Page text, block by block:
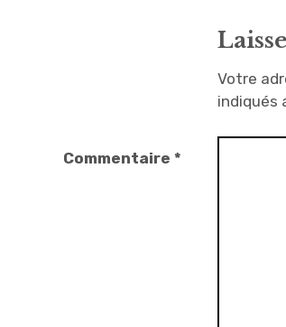
Votre
indiqués
Commentaire *